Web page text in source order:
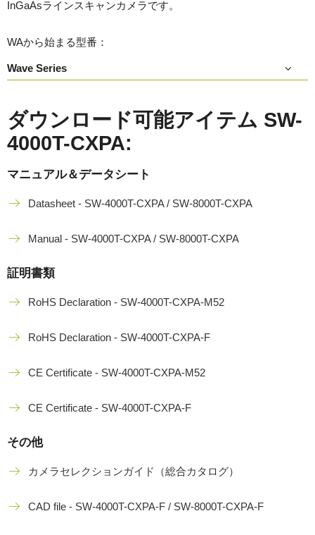
InGaAsラインスキャンカメラです。
WAから始まる型番：
Wave Series
ダウンロード可能アイテム SW-
4000T-CXPA:
マニュアル＆データシート
Datasheet - SW-4000T-CXPA / SW-8000T-CXPA
Manual - SW-4000T-CXPA / SW-8000T-CXPA
証明書類
RoHS Declaration - SW-4000T-CXPA-M52
RoHS Declaration - SW-4000T-CXPA-F
CE Certificate - SW-4000T-CXPA-M52
CE Certificate - SW-4000T-CXPA-F
その他
カメラセレクションガイド（総合カタログ）
CAD file - SW-4000T-CXPA-F / SW-8000T-CXPA-F